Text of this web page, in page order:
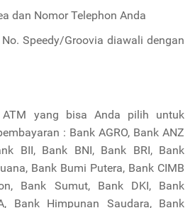
dan Nomor Telephon Anda
Speedy/Groovia diawali dengan
ATM yang bisa Anda pilih untuk
: Bank AGRO, Bank ANZ
BII, Bank BNI, Bank BRI, Bank
Bank Bumi Putera, Bank CIMB
Bank Sumut, Bank DKI, Bank
Bank Himpunan Saudara, Bank